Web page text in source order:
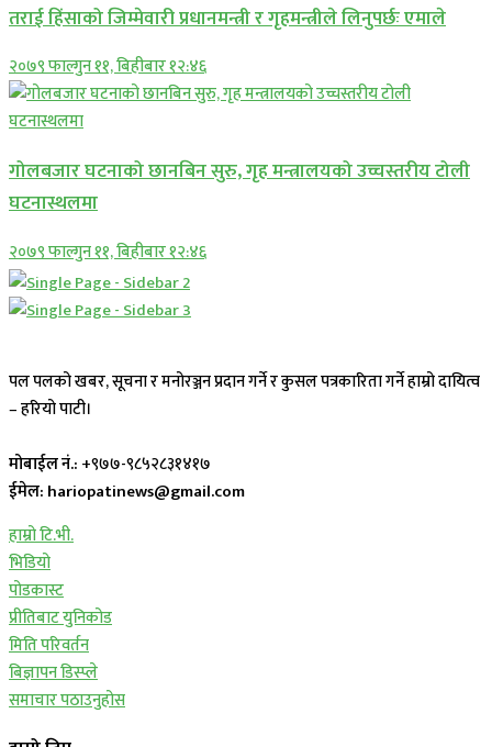
तराई हिंसाको जिम्मेवारी प्रधानमन्त्री र गृहमन्त्रीले लिनुपर्छः एमाले
२०७९ फाल्गुन ११, बिहीबार १२:४६
गोलबजार घटनाको छानबिन सुरु, गृह मन्त्रालयको उच्चस्तरीय टोली
घटनास्थलमा
२०७९ फाल्गुन ११, बिहीबार १२:४६
पल पलको खबर, सूचना र मनोरञ्जन प्रदान गर्ने र कुसल पत्रकारिता गर्ने हाम्रो दायित्व
– हरियो पाटी।
मोबाईल नं.: +९७७-९८५२८३१४१७
ईमेल: hariopatinews@gmail.com
हाम्रो टि.भी.
भिडियो
पोडकास्ट
प्रीतिबाट युनिकोड
मिति परिवर्तन
बिज्ञापन डिस्प्ले
समाचार पठाउनुहोस